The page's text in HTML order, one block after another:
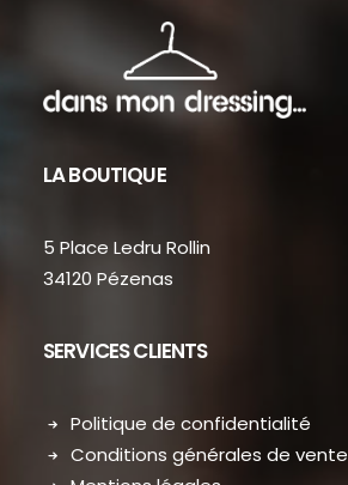
LA BOUTIQUE
5 Place Ledru Rollin
34120 Pézenas
SERVICES CLIENTS
Politique de confidentialité
Conditions générales de vente